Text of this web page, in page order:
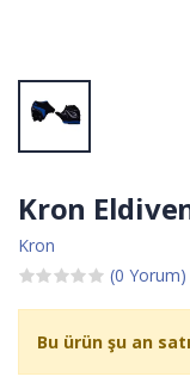
Kron
Kron
(0 Yorum)
Bu ürün şu an